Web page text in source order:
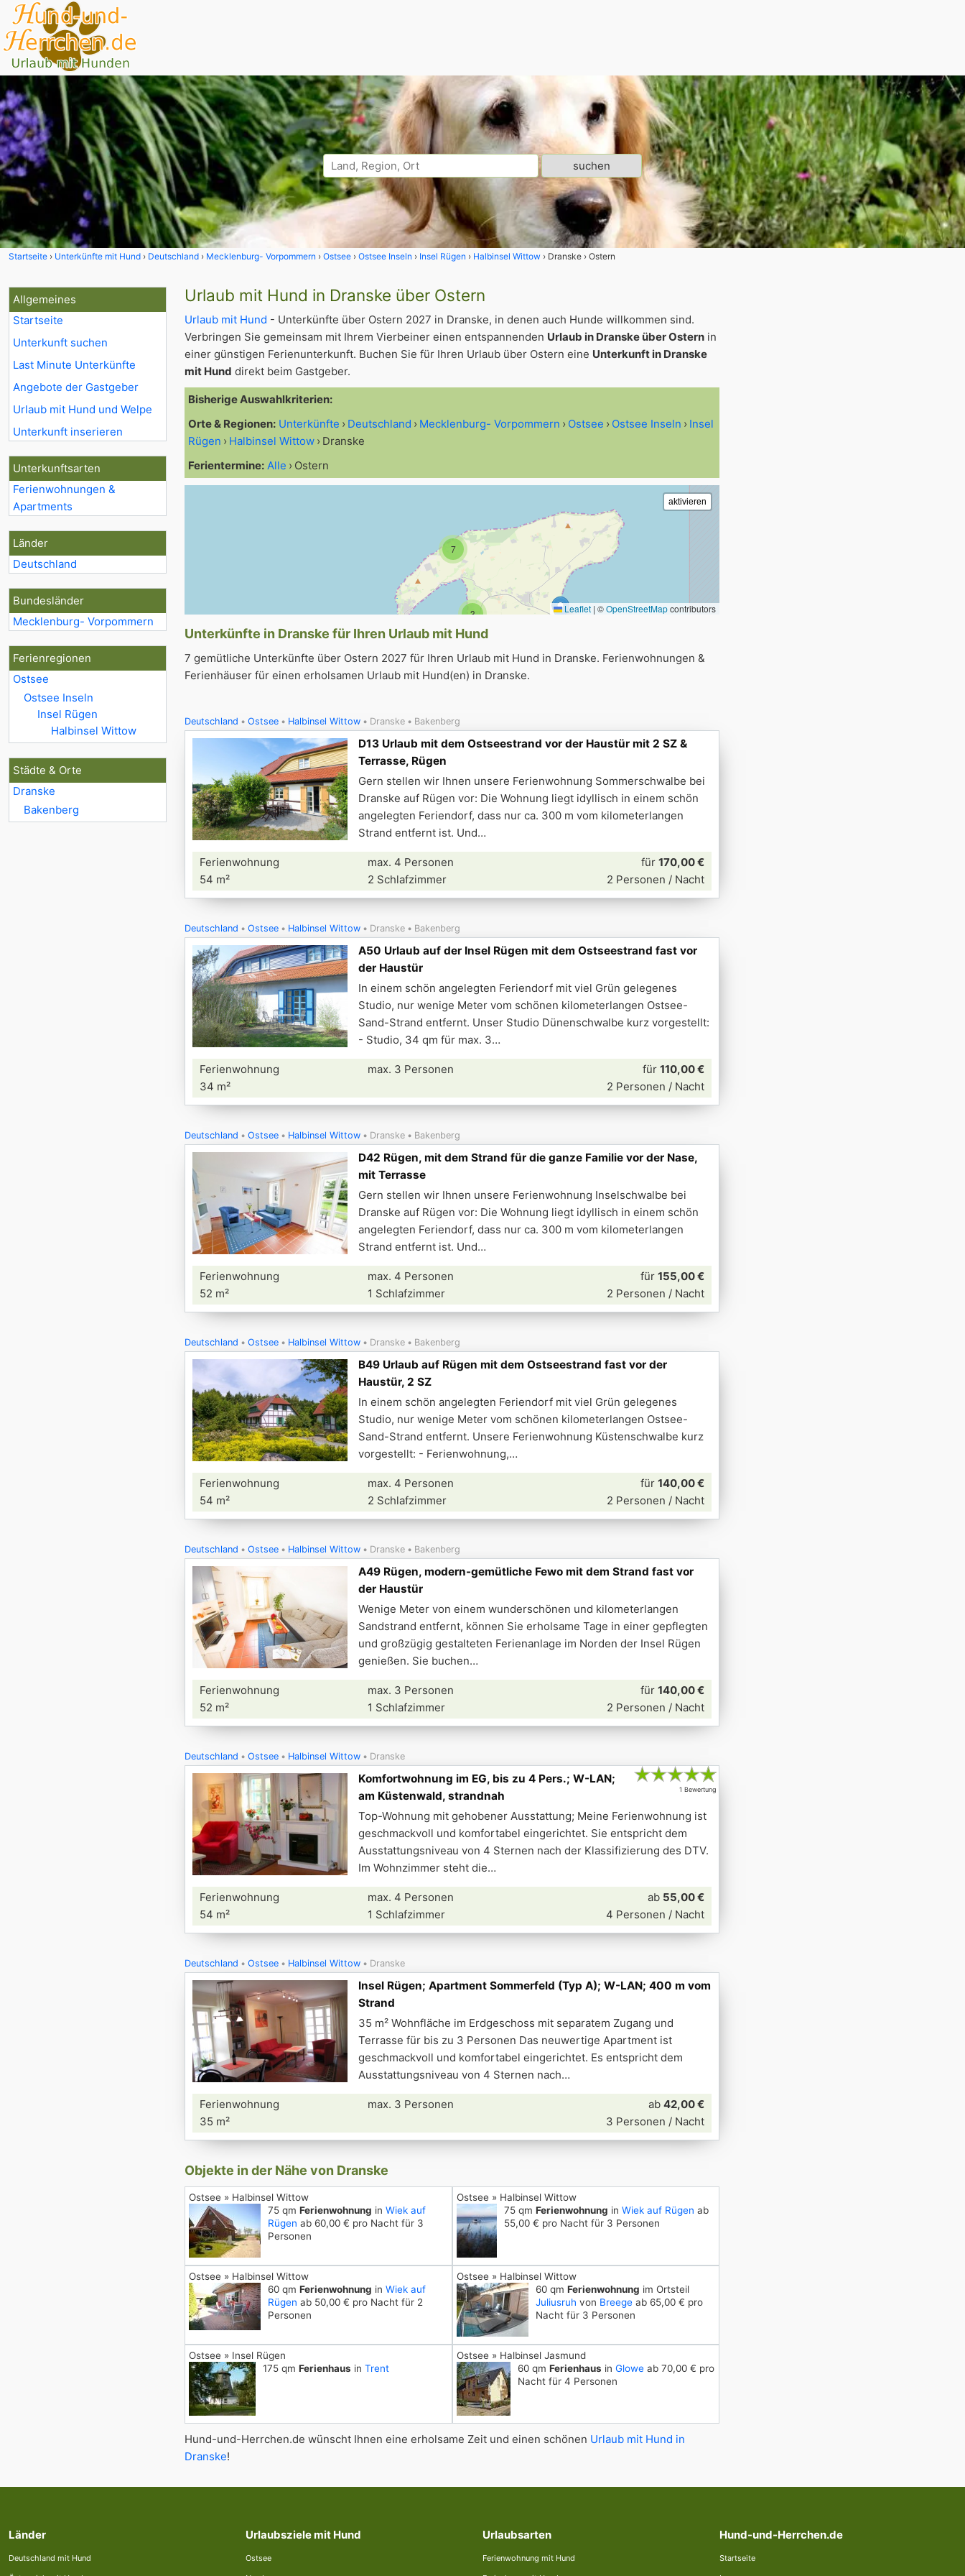
Startseite Unterkünfte mit Hund Deutschland Mecklenburg- Vorpommern Ostsee Ostsee Inseln Insel Rügen Halbinsel Wittow Dranske Ostern
Allgemeines
Startseite
Unterkunft suchen
Last Minute Unterkünfte
Angebote der Gastgeber
Urlaub mit Hund und Welpe
Unterkunft inserieren
Unterkunftsarten
Ferienwohnungen &
Apartments
Länder
Deutschland
Bundesländer
Mecklenburg- Vorpommern
Ferienregionen
Ostsee
Ostsee Inseln
Insel Rügen
Halbinsel Wittow
Städte & Orte
Dranske
Bakenberg
Urlaub mit Hund in Dranske über Ostern
Urlaub mit Hund - Unterkünfte über Ostern 2027 in Dranske, in denen auch Hunde willkommen sind.
Verbringen Sie gemeinsam mit Ihrem Vierbeiner einen entspannenden Urlaub in Dranske über Ostern in
einer günstigen Ferienunterkunft. Buchen Sie für Ihren Urlaub über Ostern eine Unterkunft in Dranske
mit Hund direkt beim Gastgeber.
Bisherige Auswahlkriterien:
Orte & Regionen: Unterkünfte Deutschland Mecklenburg- Vorpommern Ostsee Ostsee Inseln
Insel
Rügen
Halbinsel Wittow
Dranske
Ferientermine: Alle Ostern
7
3 Leaflet | ©OpenStreetMapcontributors
Unterkünfte in Dranske für Ihren Urlaub mit Hund
7 gemütliche Unterkünfte über Ostern 2027 für Ihren Urlaub mit Hund in Dranske. Ferienwohnungen &
Ferienhäuser für einen erholsamen Urlaub mit Hund(en) in Dranske.
Deutschland Ostsee Halbinsel Wittow Dranske Bakenberg
D13 Urlaub mit dem Ostseestrand vor der Haustür mit 2 SZ &
Terrasse, Rügen
Gern stellen wir Ihnen unsere Ferienwohnung Sommerschwalbe bei
Dranske auf Rügen vor: Die Wohnung liegt idyllisch in einem schön
angelegten Feriendorf, dass nur ca. 300 m vom kilometerlangen
Strand entfernt ist. Und
Ferienwohnung
54 m²
max. 4 Personen
2 Schlafzimmer
für 170,00 €
2 Personen / Nacht
Deutschland Ostsee Halbinsel Wittow Dranske Bakenberg
A50 Urlaub auf der Insel Rügen mit dem Ostseestrand fast vor
der Haustür
In einem schön angelegten Feriendorf mit viel Grün gelegenes
Studio, nur wenige Meter vom schönen kilometerlangen Ostsee-
Sand-Strand entfernt. Unser Studio Dünenschwalbe kurz vorgestellt:
- Studio, 34 qm für max. 3
Ferienwohnung
34 m²
max. 3 Personen für 110,00 €
2 Personen / Nacht
Deutschland Ostsee Halbinsel Wittow Dranske Bakenberg
D42 Rügen, mit dem Strand für die ganze Familie vor der Nase,
mit Terrasse
Gern stellen wir Ihnen unsere Ferienwohnung Inselschwalbe bei
Dranske auf Rügen vor: Die Wohnung liegt idyllisch in einem schön
angelegten Feriendorf, dass nur ca. 300 m vom kilometerlangen
Strand entfernt ist. Und
Ferienwohnung
52 m²
max. 4 Personen
1 Schlafzimmer
für 155,00 €
2 Personen / Nacht
Deutschland Ostsee Halbinsel Wittow Dranske Bakenberg
B49 Urlaub auf Rügen mit dem Ostseestrand fast vor der
Haustür, 2 SZ
In einem schön angelegten Feriendorf mit viel Grün gelegenes
Studio, nur wenige Meter vom schönen kilometerlangen Ostsee-
Sand-Strand entfernt. Unsere Ferienwohnung Küstenschwalbe kurz
vorgestellt: - Ferienwohnung,
Ferienwohnung
54 m²
max. 4 Personen
2 Schlafzimmer
für 140,00 €
2 Personen / Nacht
Deutschland Ostsee Halbinsel Wittow Dranske Bakenberg
A49 Rügen, modern-gemütliche Fewo mit dem Strand fast vor
der Haustür
Wenige Meter von einem wunderschönen und kilometerlangen
Sandstrand entfernt, können Sie erholsame Tage in einer gepflegten
und großzügig gestalteten Ferienanlage im Norden der Insel Rügen
genießen. Sie buchen
Ferienwohnung
52 m²
max. 3 Personen
1 Schlafzimmer
für 140,00 €
2 Personen / Nacht
Deutschland Ostsee Halbinsel Wittow Dranske
★★★★★
1 Bewertung
Komfortwohnung im EG, bis zu 4 Pers.; W-LAN;
am Küstenwald, strandnah
Top-Wohnung mit gehobener Ausstattung; Meine Ferienwohnung ist
geschmackvoll und komfortabel eingerichtet. Sie entspricht dem
Ausstattungsniveau von 4 Sternen nach der Klassifizierung des DTV.
Im Wohnzimmer steht die
Ferienwohnung
54 m²
max. 4 Personen
1 Schlafzimmer
ab 55,00 €
4 Personen / Nacht
Deutschland Ostsee Halbinsel Wittow Dranske
Insel Rügen; Apartment Sommerfeld (Typ A); W-LAN; 400 m vom
Strand
35 m² Wohnfläche im Erdgeschoss mit separatem Zugang und
Terrasse für bis zu 3 Personen Das neuwertige Apartment ist
geschmackvoll und komfortabel eingerichtet. Es entspricht dem
Ausstattungsniveau von 4 Sternen nach
Ferienwohnung
35 m²
max. 3 Personen ab 42,00 €
3 Personen / Nacht
Objekte in der Nähe von Dranske
Ostsee » Halbinsel Wittow
75 qm Ferienwohnung in Wiek auf
Rügen ab 60,00 € pro Nacht für 3
Personen
Ostsee » Halbinsel Wittow
75 qm Ferienwohnung in Wiek auf Rügen ab
55,00 € pro Nacht für 3 Personen
Ostsee » Halbinsel Wittow
60 qm Ferienwohnung in Wiek auf
Rügen ab 50,00 € pro Nacht für 2
Personen
Ostsee » Halbinsel Wittow
60 qm Ferienwohnung im Ortsteil
Juliusruh von Breegeab 65,00 € pro
Nacht für 3 Personen
Ostsee » Insel Rügen
175 qm Ferienhaus in Trent
Ostsee » Halbinsel Jasmund
60 qm Ferienhaus in Gloweab 70,00 € pro
Nacht für 4 Personen
Hund-und-Herrchen.de wünscht Ihnen eine erholsame Zeit und einen schönen Urlaub mit Hund in
Dranske!
Länder
Deutschland mit Hund
Urlaubsziele mit Hund
Ostsee
Urlaubsarten
Ferienwohnung mit Hund
Hund-und-Herrchen.de
Startseite